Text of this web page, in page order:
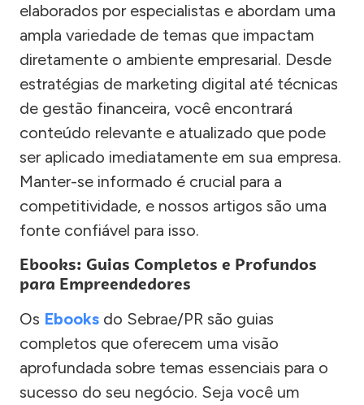
elaborados por especialistas e abordam uma
ampla variedade de temas que impactam
diretamente o ambiente empresarial. Desde
estratégias de marketing digital até técnicas
de gestão financeira, você encontrará
conteúdo relevante e atualizado que pode
ser aplicado imediatamente em sua empresa.
Manter-se informado é crucial para a
competitividade, e nossos artigos são uma
fonte confiável para isso.
Ebooks: Guias Completos e Profundos
para Empreendedores
Os Ebooks do Sebrae/PR são guias
completos que oferecem uma visão
aprofundada sobre temas essenciais para o
sucesso do seu negócio. Seja você um